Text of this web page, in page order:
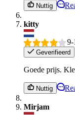
Nuttig
kitty
9-
Geverifieerd
Goede prijs.
Nuttig
Mirjam